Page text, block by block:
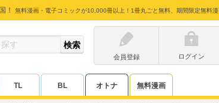
！ 無料漫画・電子コミックが10,000冊以上！1冊丸ごと無料、期間限定無料
会員登録
ログイン
TL BL オトナ 無料漫画